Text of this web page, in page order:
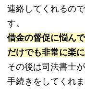
連絡してくれるの
す。
借金の督促に悩ん
だけでも非常に楽
その後は司法書士
手続きをしてくれま